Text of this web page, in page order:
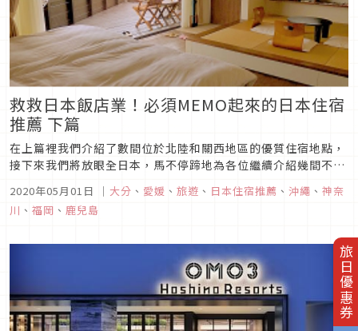
旅日優惠券
救救日本飯店業！必須MEMO起來的日本住宿
推薦 下篇
在上篇裡我們介紹了數間位於北陸和關西地區的優質住宿地點，
接下來我們將放眼全日本，馬不停蹄地為各位繼續介紹幾間不去
「大正Modren Villa 禪」，整體恰如其名，是滿溢大正浪漫的
旅館。除了可體驗彷彿掉進時空旅行的驚喜之餘，從二樓的...
2020年05月01日 ｜ 大分 、 愛媛 、 旅遊 、 日本住宿推薦 、 沖繩 、 神奈
川 、 福岡 、 鹿兒島